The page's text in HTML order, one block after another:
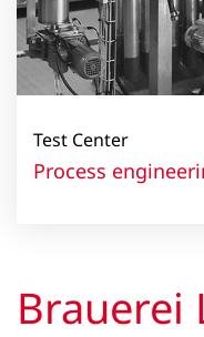
Test Center
Process
Brauerei